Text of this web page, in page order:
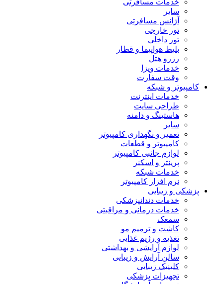
خدمات مسافرتی
سایر
آژانس مسافرتی
تور خارجی
تور داخلی
بلیط هواپیما و قطار
رزرو هتل
خدمات ویزا
وقت سفارت
کامپیوتر و شبکه
خدمات اینترنت
طراحی سایت
هاستینگ و دامنه
سایر
تعمیر و نگهداری کامپیوتر
کامپیوتر و قطعات
لوازم جانبی کامپیوتر
پرینتر و اسکنر
خدمات شبکه
نرم افزار کامپیوتر
پزشکی و زیبایی
خدمات دندانپزشکی
خدمات درمانی و مراقبتی
سمعک
کاشت و ترمیم مو
تغذیه و رژیم غذایی
لوازم آرایشی و بهداشتی
سالن آرایش و زیبایی
کلینیک زیبایی
تجهیزات پزشکی